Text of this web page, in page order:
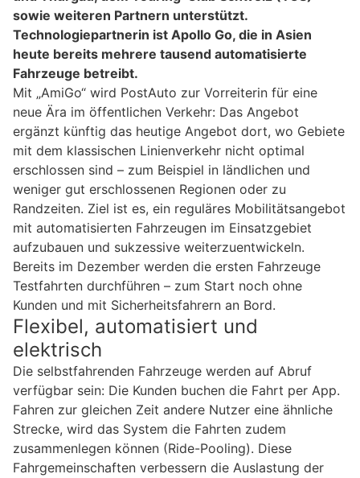
sowie weiteren Partnern unterstützt.
Technologiepartnerin ist Apollo Go, die in Asien
heute bereits mehrere tausend automatisierte
Fahrzeuge betreibt.
Mit „AmiGo“ wird PostAuto zur Vorreiterin für eine
neue Ära im öffentlichen Verkehr: Das Angebot
ergänzt künftig das heutige Angebot dort, wo Gebiete
mit dem klassischen Linienverkehr nicht optimal
erschlossen sind – zum Beispiel in ländlichen und
weniger gut erschlossenen Regionen oder zu
Randzeiten. Ziel ist es, ein reguläres Mobilitätsangebot
mit automatisierten Fahrzeugen im Einsatzgebiet
aufzubauen und sukzessive weiterzuentwickeln.
Bereits im Dezember werden die ersten Fahrzeuge
Testfahrten durchführen – zum Start noch ohne
Kunden und mit Sicherheitsfahrern an Bord.
Flexibel, automatisiert und
elektrisch
Die selbstfahrenden Fahrzeuge werden auf Abruf
verfügbar sein: Die Kunden buchen die Fahrt per App.
Fahren zur gleichen Zeit andere Nutzer eine ähnliche
Strecke, wird das System die Fahrten zudem
zusammenlegen können (Ride-Pooling). Diese
Fahrgemeinschaften verbessern die Auslastung der